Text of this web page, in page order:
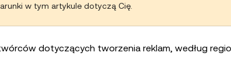
w tym artykule dotyczą Cię.
dotyczących tworzenia reklam, według